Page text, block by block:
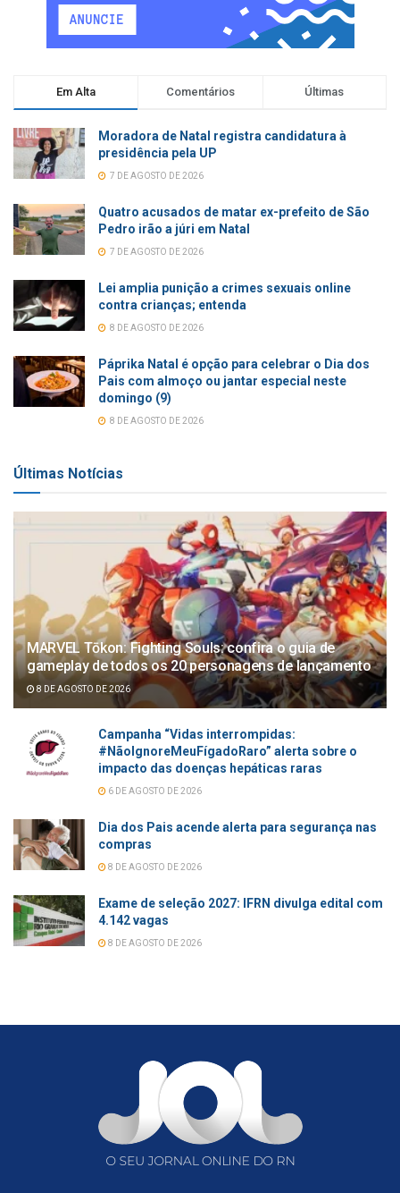
Em Alta Comentários Últimas
Moradora de Natal registra candidatura à
presidência pela UP
7 DE AGOSTO DE 2026
Quatro acusados de matar ex-prefeito de São
Pedro irão a júri em Natal
7 DE AGOSTO DE 2026
Lei amplia punição a crimes sexuais online
contra crianças; entenda
8 DE AGOSTO DE 2026
Páprika Natal é opção para celebrar o Dia dos
Pais com almoço ou jantar especial neste
domingo (9)
8 DE AGOSTO DE 2026
Últimas Notícias
MARVEL Tōkon: Fighting Souls: confira o guia de
gameplay de todos os 20 personagens de lançamento
8 DE AGOSTO DE 2026
Campanha “Vidas interrompidas:
#NãoIgnoreMeuFígadoRaro” alerta sobre o
impacto das doenças hepáticas raras
6 DE AGOSTO DE 2026
Dia dos Pais acende alerta para segurança nas
compras
8 DE AGOSTO DE 2026
Exame de seleção 2027: IFRN divulga edital com
4.142 vagas
8 DE AGOSTO DE 2026